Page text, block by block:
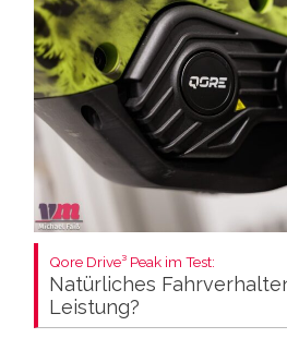
Qore Drive³ Peak im Test:
Natürliches
Leistung?